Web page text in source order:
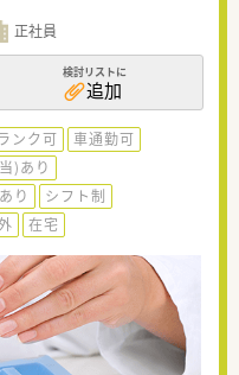
正社員
検討リストに
追加
ンク可
車通勤可
)あり
り
シフト制
在宅